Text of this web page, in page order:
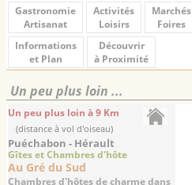
Gastronomie
Artisanat
Activités
Loisirs
Marchés
Foires
Informations
et Plan
Découvrir
à Proximité
Un peu plus loin ...
Un peu plus loin à 9 Km
(distance à vol d'oiseau)
Puéchabon - Hérault
Gîtes et Chambres d'hôte
Au Gré du Sud
Chambres d'hôtes de charme dans